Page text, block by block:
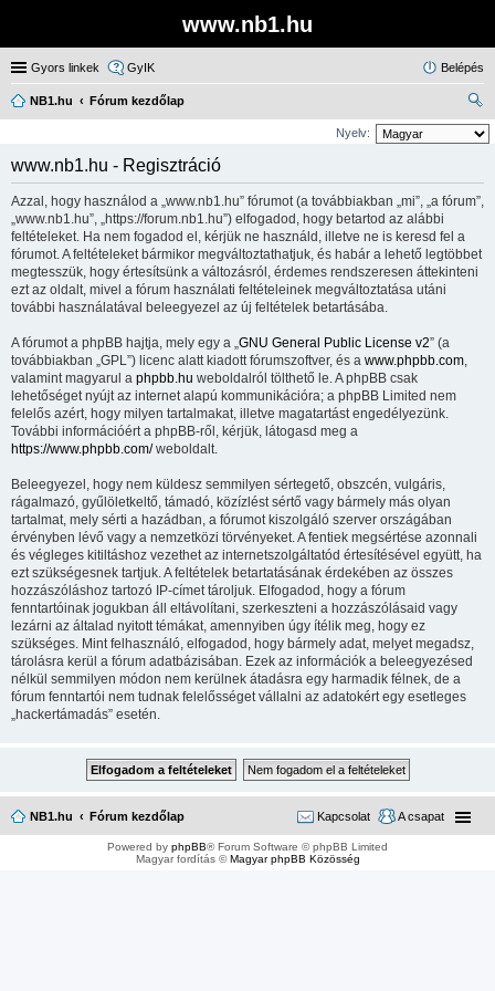
www.nb1.hu
Gyors linkek GyIK Belépés
NB1.hu
Fórum kezdőlap
ere
s
Nyelv:
www.nb1.hu - Regisztráció
Azzal, hogy használod a „www.nb1.hu” fórumot (a továbbiakban „mi”, „a fórum”,
„www.nb1.hu”, „https://forum.nb1.hu”) elfogadod, hogy betartod az alábbi
feltételeket. Ha nem fogadod el, kérjük ne használd, illetve ne is keresd fel a
fórumot. A feltételeket bármikor megváltoztathatjuk, és habár a lehető legtöbbet
megtesszük, hogy értesítsünk a változásról, érdemes rendszeresen áttekinteni
ezt az oldalt, mivel a fórum használati feltételeinek megváltoztatása utáni
további használatával beleegyezel az új feltételek betartásába.
A fórumot a phpBB hajtja, mely egy a „GNU General Public License v2” (a
továbbiakban „GPL”) licenc alatt kiadott fórumszoftver, és a www.phpbb.com,
valamint magyarul a phpbb.hu weboldalról tölthető le. A phpBB csak
lehetőséget nyújt az internet alapú kommunikációra; a phpBB Limited nem
felelős azért, hogy milyen tartalmakat, illetve magatartást engedélyezünk.
További információért a phpBB-ről, kérjük, látogasd meg a
https://www.phpbb.com/weboldalt.
Beleegyezel, hogy nem küldesz semmilyen sértegető, obszcén, vulgáris,
rágalmazó, gyűlöletkeltő, támadó, közízlést sértő vagy bármely más olyan
tartalmat, mely sérti a hazádban, a fórumot kiszolgáló szerver országában
érvényben lévő vagy a nemzetközi törvényeket. A fentiek megsértése azonnali
és végleges kitiltáshoz vezethet az internetszolgáltatód értesítésével együtt, ha
ezt szükségesnek tartjuk. A feltételek betartatásának érdekében az összes
hozzászóláshoz tartozó IP-címet tároljuk. Elfogadod, hogy a fórum
fenntartóinak jogukban áll eltávolítani, szerkeszteni a hozzászólásaid vagy
lezárni az általad nyitott témákat, amennyiben úgy ítélik meg, hogy ez
szükséges. Mint felhasználó, elfogadod, hogy bármely adat, melyet megadsz,
tárolásra kerül a fórum adatbázisában. Ezek az információk a beleegyezésed
nélkül semmilyen módon nem kerülnek átadásra egy harmadik félnek, de a
fórum fenntartói nem tudnak felelősséget vállalni az adatokért egy esetleges
„hackertámadás” esetén.
NB1.hu Fórum kezdőlap A csapat
Kapcsolat
Powered by phpBB® Forum Software © phpBB Limited
Magyar fordítás ©Magyar phpBB Közösség